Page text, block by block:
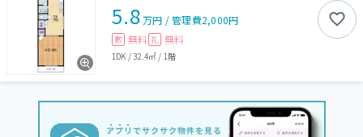
5.8万円 /管理費2,000円
敷 無料 礼 無料
1DK /32.4㎡ / 1階